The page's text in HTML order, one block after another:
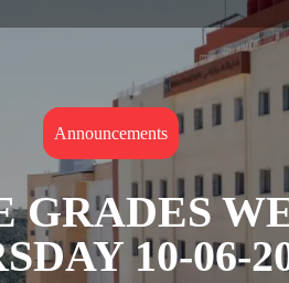
Announcements
GRADES
10-06-